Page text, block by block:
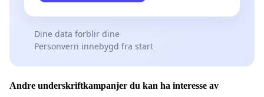
Dine data forblir dine
Personvern innebygd fra start
Andre underskriftkampanjer du kan ha interesse av